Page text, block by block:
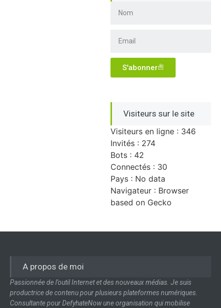
S'abonner
Visiteurs sur le site
Visiteurs en ligne : 346
Invités : 274
Bots : 42
Connectés : 30
Pays : No data
Navigateur : Browser
based on Gecko
A propos de moi
Passionnée de l’outil Internet et des nouveaux médias. Je suis
productrice de contenu pour plusieurs plateformes numériques.
Consultante pour DefyhateNow une organisation qui mobilise